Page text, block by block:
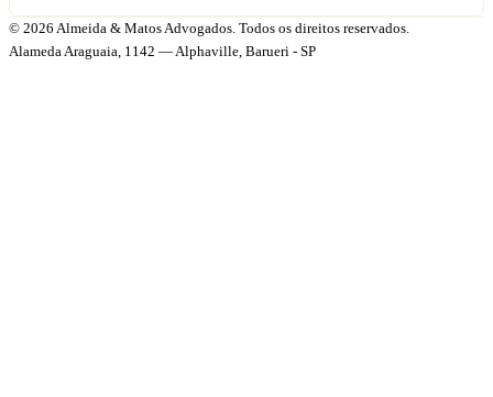
© 2026 Almeida & Matos Advogados. Todos os direitos reservados.
Alameda Araguaia, 1142 — Alphaville, Barueri - SP